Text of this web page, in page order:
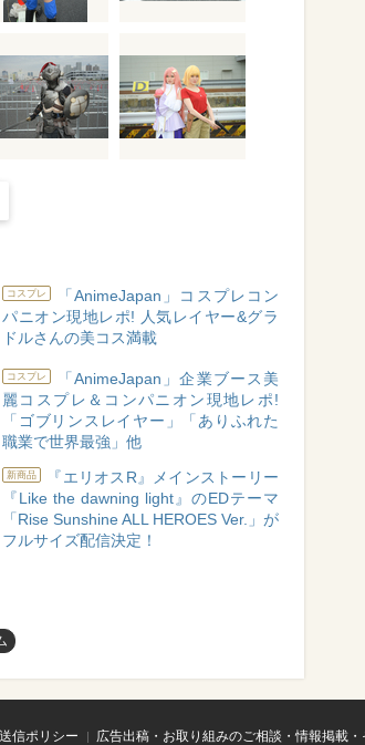
コスプレ
「AnimeJapan」コスプレコン
パニオン現地レポ! 人気レイヤー&グラ
ドルさんの美コス満載
コスプレ
「AnimeJapan」企業ブース美
麗コスプレ＆コンパニオン現地レポ!
「ゴブリンスレイヤー」「ありふれた
職業で世界最強」他
新商品
『エリオスR』メインストーリー
『Like the dawning light』のEDテーマ
「Rise Sunshine ALL HEROES Ver.」が
フルサイズ配信決定！
信ポリシー
広告出稿・お取り組みのご相談・情報掲載